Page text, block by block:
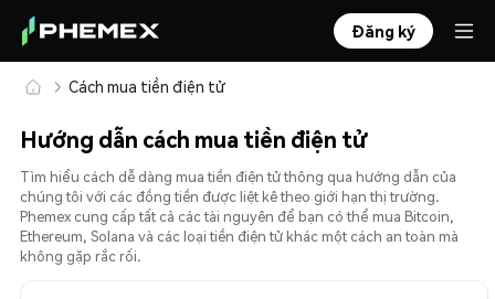
Đăng ký
Cách mua tiền điện tử
Hướng dẫn cách mua tiền điện tử
Tìm hiểu cách dễ dàng mua tiền điện tử thông qua hướng dẫn của
chúng tôi với các đồng tiền được liệt kê theo giới hạn thị trường.
Phemex cung cấp tất cả các tài nguyên để bạn có thể mua Bitcoin,
Ethereum, Solana và các loại tiền điện tử khác một cách an toàn mà
không gặp rắc rối.